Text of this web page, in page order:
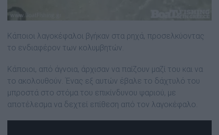
Κάποιοι λαγοκέφαλοι βγήκαν στα ρηχά, προσελκύοντας
το ενδιαφέρον των κολυμβητών.
Κάποιοι, από άγνοια, άρχισαν να παίζουν μαζί του και να
το ακολουθούν. Ένας εξ αυτών έβαλε το δάχτυλό του
μπροστά στο στόμα του επικίνδυνου ψαριού, με
αποτέλεσμα να δεχτεί επίθεση από τον λαγοκέφαλο.